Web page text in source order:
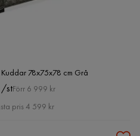
78x75x78 cm Grå
Pris
/st
Original
Pris
Förr 6 999 kr
pris 4 599 kr